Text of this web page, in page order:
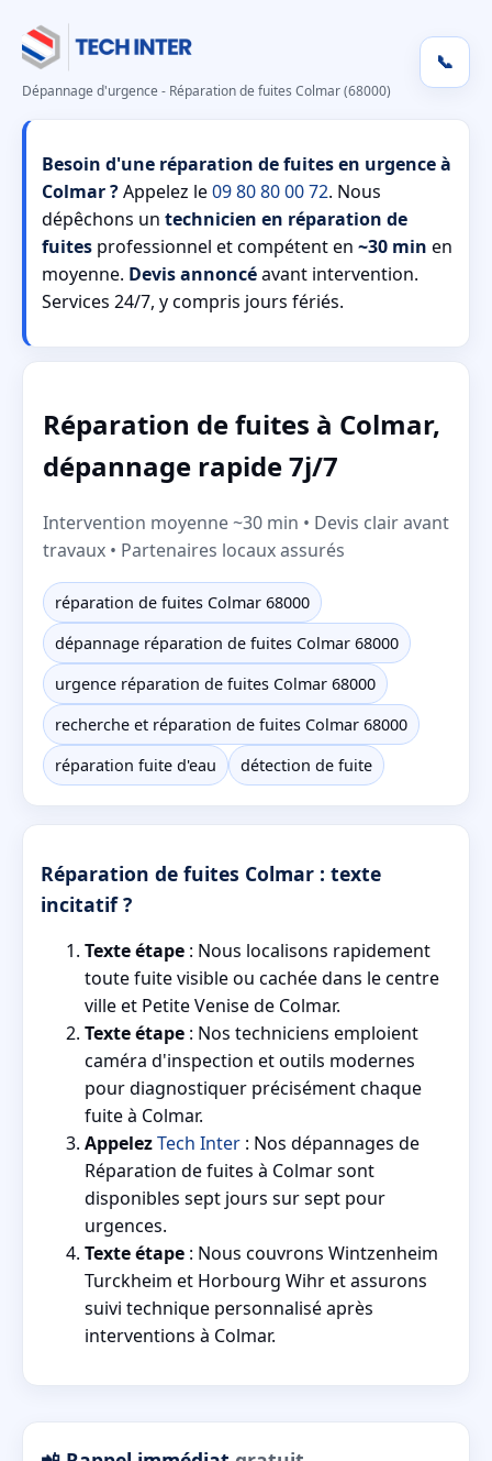
Dépannage d'urgence - Réparation de fuites Colmar (68000)
📞
Besoin d'une réparation de fuites en urgence à
Colmar ?Appelez le09 80 80 00 72. Nous
dépêchons un technicien en réparation de
fuites professionnel et compétent en ~30 min en
moyenne. Devis annoncéavant intervention.
Services 24/7, y compris jours fériés.
Réparation de fuites à Colmar,
dépannage rapide 7j/7
Intervention moyenne ~30 min • Devis clair avant
travaux • Partenaires locaux assurés
réparation de fuites Colmar 68000
dépannage réparation de fuites Colmar 68000
urgence réparation de fuites Colmar 68000
recherche et réparation de fuites Colmar 68000
réparation fuite d'eau
détection de fuite
Réparation de fuites Colmar : texte
incitatif ?
Texte étape : Nous localisons rapidement
toute fuite visible ou cachée dans le centre
ville et Petite Venise de Colmar.
Texte étape : Nos techniciens emploient
caméra d'inspection et outils modernes
pour diagnostiquer précisément chaque
fuite à Colmar.
AppelezTech Inter : Nos dépannages de
Réparation de fuites à Colmar sont
disponibles sept jours sur sept pour
urgences.
Texte étape : Nous couvrons Wintzenheim
Turckheim et Horbourg Wihr et assurons
suivi technique personnalisé après
interventions à Colmar.